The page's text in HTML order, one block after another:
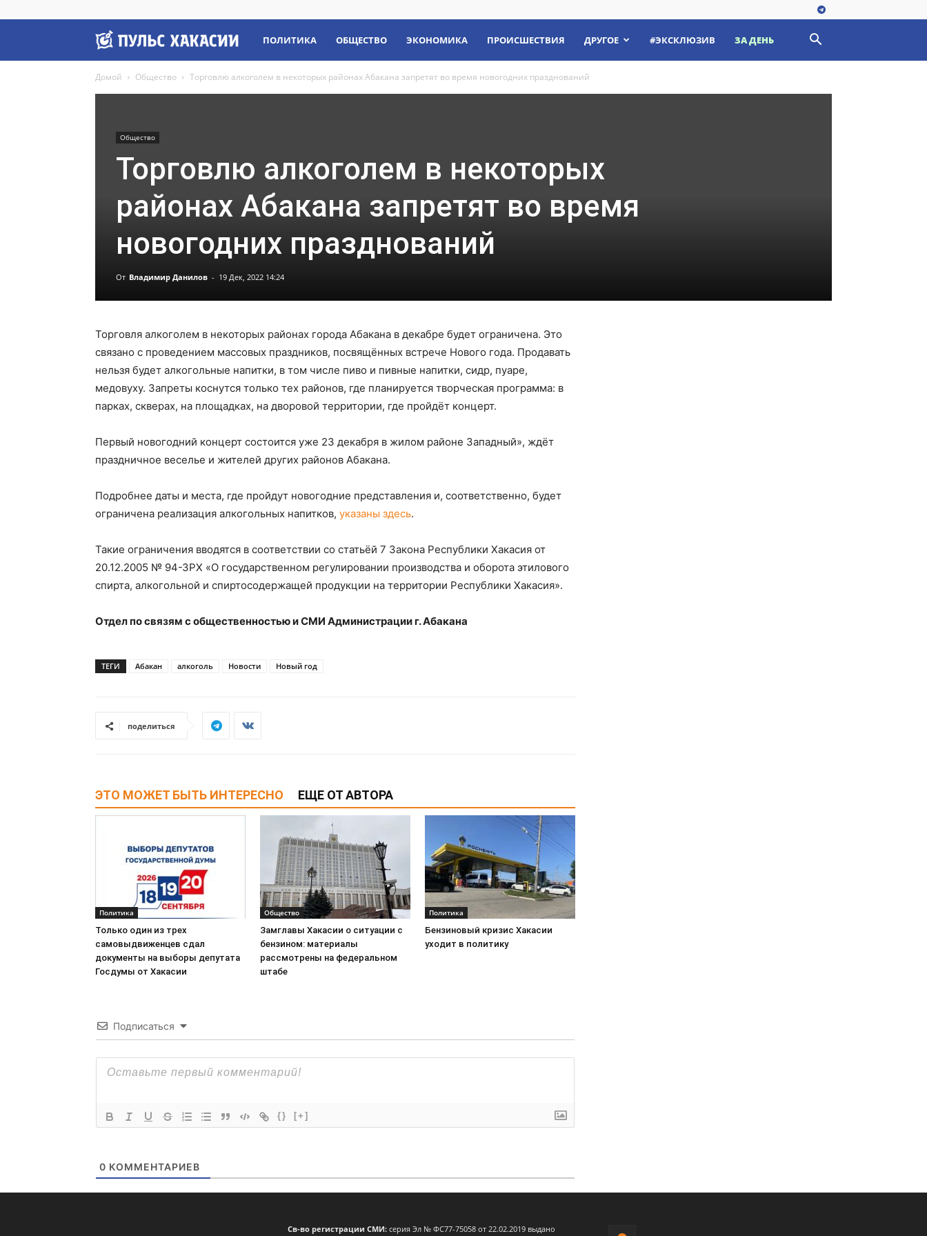
Пульс
Хакасии
ПОЛИТИКА ОБЩЕСТВО ЭКОНОМИКА ПРОИСШЕСТВИЯ ДРУГОЕ #ЭКСКЛЮЗИВ ЗА ДЕНЬ
Домой Общество Торговлю алкоголем в некоторых районах Абакана запретят во время новогодних празднований
Общество
Торговлю алкоголем в некоторых
районах Абакана запретят во время
новогодних празднований
От Владимир Данилов - 19 Дек, 2022 14:24
Торговля алкоголем в некоторых районах города Абакана в декабре будет ограничена. Это
связано с проведением массовых праздников, посвящённых встрече Нового года. Продавать
нельзя будет алкогольные напитки, в том числе пиво и пивные напитки, сидр, пуаре,
медовуху. Запреты коснутся только тех районов, где планируется творческая программа: в
парках, скверах, на площадках, на дворовой территории, где пройдёт концерт.
Первый новогодний концерт состоится уже 23 декабря в жилом районе Западный», ждёт
праздничное веселье и жителей других районов Абакана.
Подробнее даты и места, где пройдут новогодние представления и, соответственно, будет
ограничена реализация алкогольных напитков, указаны здесь.
Такие ограничения вводятся в соответствии со статьёй 7 Закона Республики Хакасия от
20.12.2005 № 94-ЗРХ «О государственном регулировании производства и оборота этилового
спирта, алкогольной и спиртосодержащей продукции на территории Республики Хакасия».
Отдел по связям с общественностью и СМИ Администрации г. Абакана
ТЕГИ Абакан алкоголь Новости Новый год
поделиться
ЭТО МОЖЕТ БЫТЬ ИНТЕРЕСНО ЕЩЕ ОТ АВТОРА
Политика
Только один из трех
самовыдвиженцев сдал
документы на выборы депутата
Госдумы от Хакасии
Общество
Замглавы Хакасии о ситуации с
бензином: материалы
рассмотрены на федеральном
штабе
Политика
Бензиновый кризис Хакасии
уходит в политику
Подписаться
{} [+]
0 КОММЕНТАРИЕВ
Св-во регистрации СМИ: серия Эл № ФС77-75058 от 22.02.2019 выдано